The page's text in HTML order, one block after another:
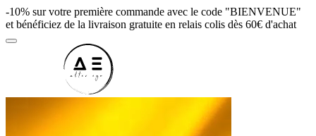
-10% sur votre première commande avec le code "BIENVENUE"
et bénéficiez de la livraison gratuite en relais colis dès 60€ d'achat